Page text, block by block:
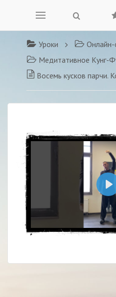
Уроки
Онлайн-
Медитативное Кунг-Фу для
Восемь кусков парчи. Комплекс сенситивного ЦИГУН в мягкой манере
Воспроизвести
22:24